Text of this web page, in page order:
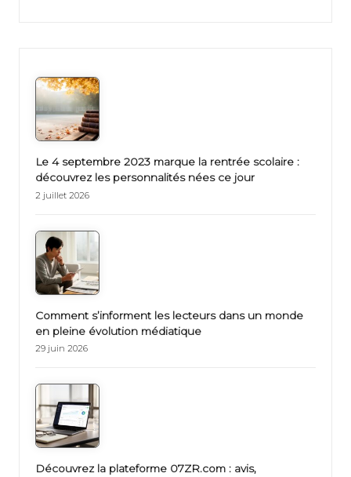
Le 4 septembre 2023 marque la rentrée scolaire :
découvrez les personnalités nées ce jour
2 juillet 2026
Comment s’informent les lecteurs dans un monde
en pleine évolution médiatique
29 juin 2026
Découvrez la plateforme 07ZR.com : avis,